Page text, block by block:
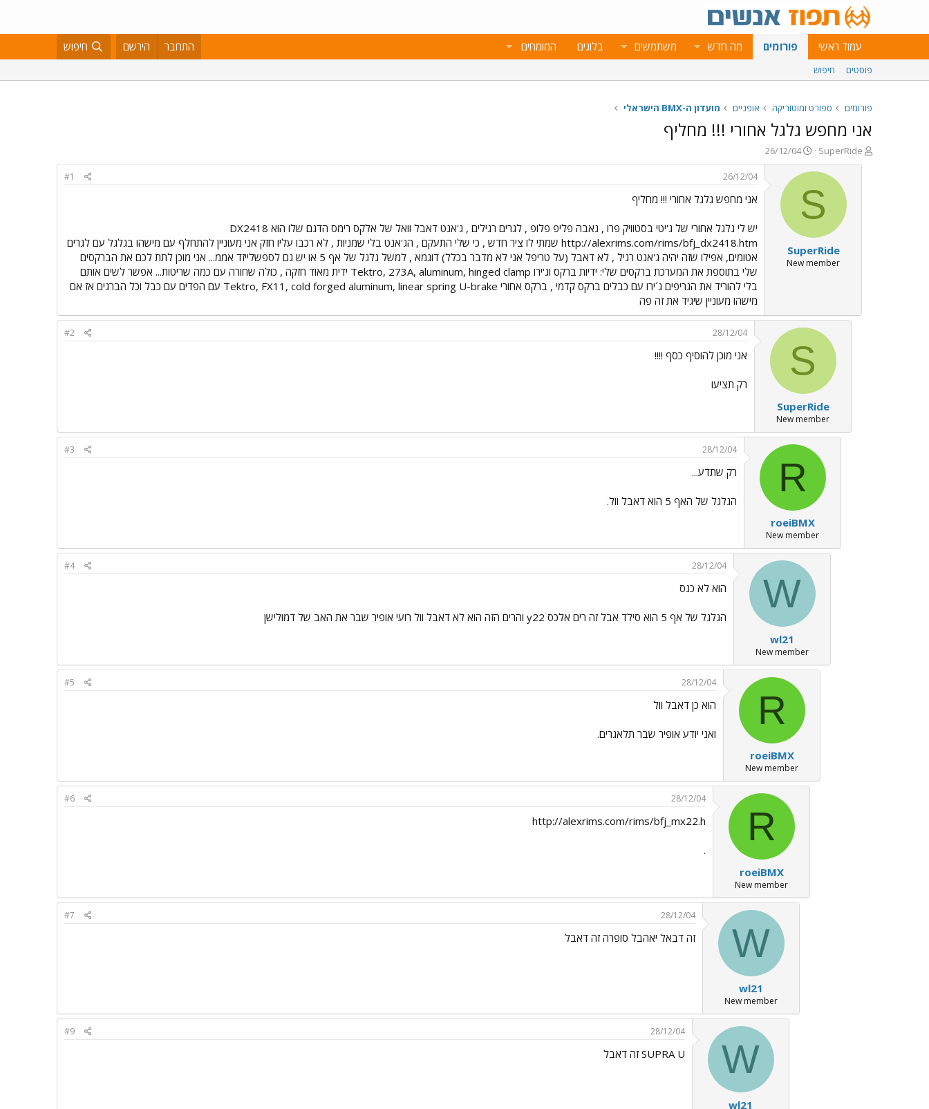
עמוד ראשי פורומים מה חדש משתמשים בלוגים המומחים התחבר הירשם חיפוש
פוסטים חיפוש
פורומים ספורט ומוטוריקה אופניים מועדון ה-BMX הישראלי
אני מחפש גלגל אחורי !!! מחליף
פ
ו
SuperRide
פ
ו
ר
א
ר
י
26/12/04
S
SuperRide
New member
26/12/04
#1
אני מחפש גלגל אחורי !!! מחליף
יש לי גלגל אחורי של ג'יטי בסטוויק פרו , נאבה פליפ פלופ , לגרים רגילים , ג'אנט דאבל וואל של אלקס רימס הדגם שלו הוא DX2418
http://alexrims.com/rims/bfj_dx2418.htm שמתי לו ציר חדש , כי שלי התעקם , הג'אנט בלי שמניות , לא רכבו עליו חזק אני מעוניין להתחלף עם מישהו בגלגל עם לגרים
אטומים, אפילו שזה יהיה ג'אנט רגיל , לא דאבל (על טריפל אני לא מדבר בכלל) דוגמא , למשל גלגל של אף 5 או יש גם לספשלייזד אממ... אני מוכן לתת לכם את הברקסים
שלי בתוספת את המערכת ברקסים שלי: ידיות ברקס וג'ירו Tektro, 273A, aluminum, hinged clamp ידית מאוד חזקה , כולה שחורה עם כמה שריטות... אפשר לשים אותם
בלי להוריד את הגריפים ג´ירו עם כבלים ברקס קדמי , ברקס אחורי Tektro, FX11, cold forged aluminum, linear spring U-brake עם הפדים עם כבל וכל הברגים אז אם
מישהו מעוניין שיגיד את זה פה
S
SuperRide
New member
28/12/04
#2
אני מוכן להוסיף כסף !!!!
רק תציעו
R
roeiBMX
New member
28/12/04
#3
רק שתדע...
הגלגל של האף 5 הוא דאבל וול.
W
wl21
New member
28/12/04
#4
הוא לא כנס
הגלגל של אף 5 הוא סילד אבל זה רים אלכס y22 והרים הזה הוא לא דאבל וול רועי אופיר שבר את האב של דמולישן
R
roeiBMX
New member
28/12/04
#5
הוא כן דאבל וול
ואני יודע אופיר שבר תלאגרים.
R
roeiBMX
New member
28/12/04
#6
http://alexrims.com/rims/bfj_mx22.h
.
W
wl21
New member
28/12/04
#7
זה דבאל יאהבל סופרה זה דאבל
W
wl21
28/12/04
#9
SUPRA U זה דאבל